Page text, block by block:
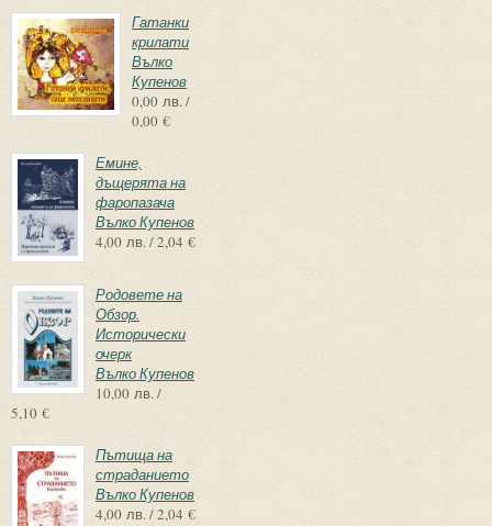
Гатанки
крилати
Вълко
Купенов
0,00 лв. /
0,00 €
Емине,
дъщерята на
фаропазача
Вълко Купенов
4,00 лв. / 2,04 €
Родовете на
Обзор.
Исторически
очерк
Вълко Купенов
10,00 лв. /
5,10 €
Пътища на
страданието
Вълко Купенов
4,00 лв. / 2,04 €